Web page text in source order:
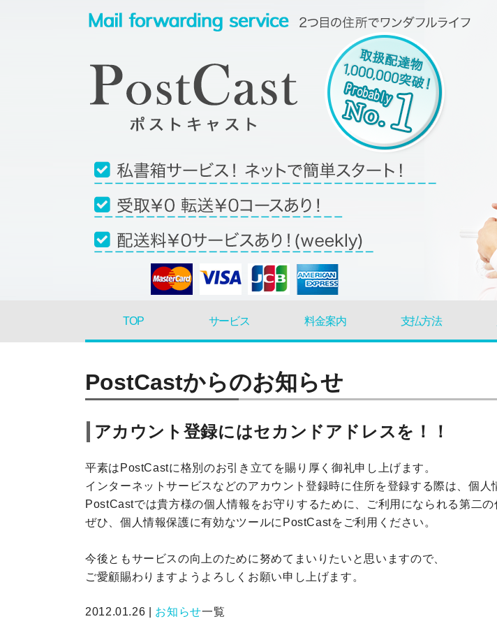
TOP サービス 料金案内 支払方法
PostCastからのお知らせ
アカウント登録にはセカンドアドレスを！！
平素はPostCastに格別のお引き立てを賜り厚く御礼申し上げます。
インターネットサービスなどのアカウント登録時に住所を登録する際は、個人
PostCastでは貴方様の個人情報をお守りするために、ご利用になられる第二
ぜひ、個人情報保護に有効なツールにPostCastをご利用ください。
今後ともサービスの向上のために努めてまいりたいと思いますので、
ご愛顧賜わりますようよろしくお願い申し上げます。
2012.01.26 | お知らせ一覧